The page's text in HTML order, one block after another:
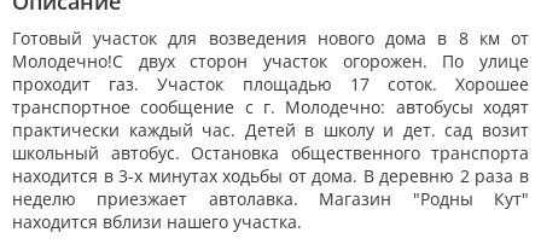
Готовый участок для возведения нового дома в 8 км от
Молодечно!С двух сторон участок огорожен. По улице
проходит газ. Участок площадью 17 соток. Хорошее
транспортное сообщение с г. Молодечно: автобусы ходят
практически каждый час. Детей в школу и дет. сад возит
школьный автобус. Остановка общественного транспорта
находится в 3-х минутах ходьбы от дома. В деревню 2 раза в
неделю приезжает автолавка. Магазин "Родны Кут"
находится вблизи нашего участка.